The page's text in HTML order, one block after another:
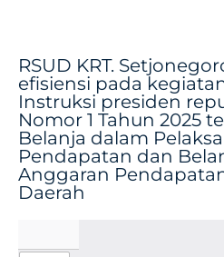
RSUD KRT.
efisiensi pada
Instruksi presiden
Nomor 1 Tahun 2025
Belanja dalam
Pendapatan dan
Anggaran
Daerah